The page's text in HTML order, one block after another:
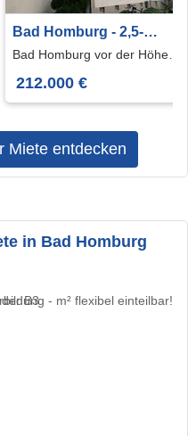
Bad Homburg - 2,5-
Zimmer- Wohnung -
provisionsfrei!!!
Bad Homburg vor der Höhe
212.000 €
Miete entdecken
in Bad Homburg